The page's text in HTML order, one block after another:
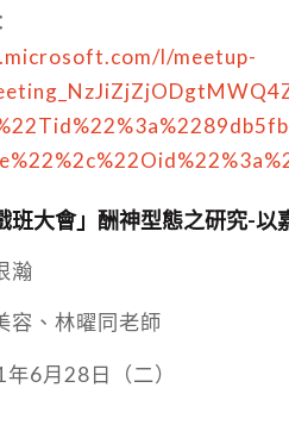
l/meetup-
班大會」酬神型態之研究-以
瀚
容、林曜同老師
6月28日（二）